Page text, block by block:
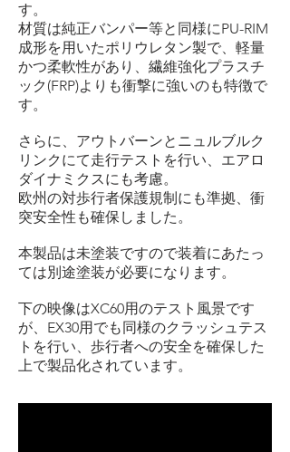
す。
材質は純正バンパー等と同様にPU-RIM
成形を用いたポリウレタン製で、軽量
かつ柔軟性があり、繊維強化プラスチ
ック(FRP)よりも衝撃に強いのも特徴で
す。
さらに、アウトバーンとニュルブルク
リンクにて走行テストを行い、エアロ
ダイナミクスにも考慮。
欧州の対歩行者保護規制にも準拠、衝
突安全性も確保しました。
本製品は未塗装ですので装着にあたっ
ては別途塗装が必要になります。
下の映像はXC60用のテスト風景です
が、EX30用でも同様のクラッシュテス
トを行い、歩行者への安全を確保した
上で製品化されています。